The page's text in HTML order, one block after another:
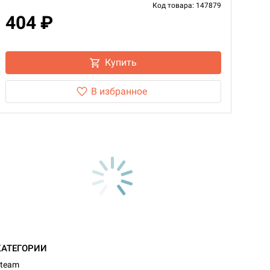
Код товара: 147879
404 ₽
Купить
В избранное